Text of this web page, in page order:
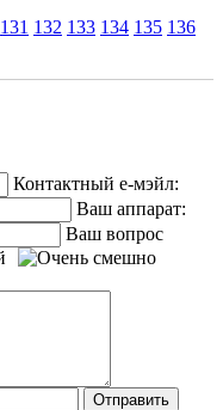
131 132 133 134 135 136
Контактный е-мэйл:
Ваш аппарат:
Ваш вопрос